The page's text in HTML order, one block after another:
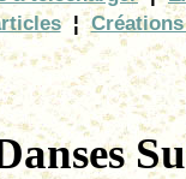
¦